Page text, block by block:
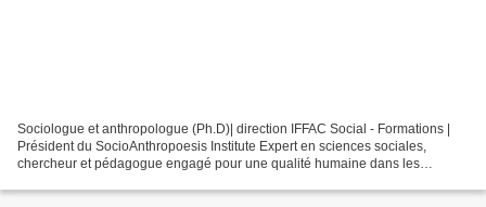
Sociologue et anthropologue (Ph.D)| direction IFFAC Social - Formations |
Président du SocioAnthropoesis Institute Expert en sciences sociales,
chercheur et pédagogue engagé pour une qualité humaine dans les